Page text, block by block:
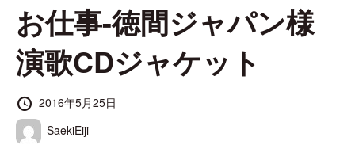
お仕事-徳間ジャパン様
演歌CDジャケット
投
稿
2016年5月25日
投
稿
SaekiEiji